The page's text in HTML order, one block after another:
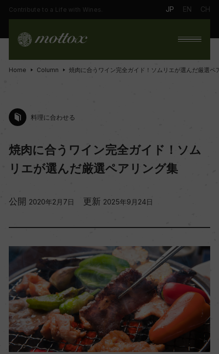
Contribute to a Life with Wines. JP EN CH
Home Column 焼肉に合うワイン完全ガイド！ソムリエが選んだ厳選ペ
料理に合わせる
焼肉に合うワイン完全ガイド！ソム
リエが選んだ厳選ペアリング集
公開 2020年2月7日 更新 2025年9月24日